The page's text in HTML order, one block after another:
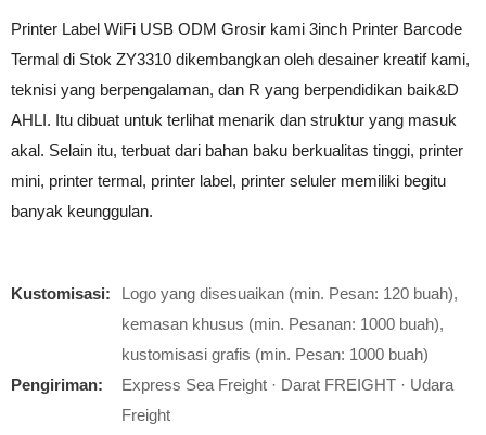
Printer Label WiFi USB ODM Grosir kami 3inch Printer Barcode
Termal di Stok ZY3310 dikembangkan oleh desainer kreatif kami,
teknisi yang berpengalaman, dan R yang berpendidikan baik&D
AHLI. Itu dibuat untuk terlihat menarik dan struktur yang masuk
akal. Selain itu, terbuat dari bahan baku berkualitas tinggi, printer
mini, printer termal, printer label, printer seluler memiliki begitu
banyak keunggulan.
Kustomisasi:
Logo yang disesuaikan (min. Pesan: 120 buah),
kemasan khusus (min. Pesanan: 1000 buah),
kustomisasi grafis (min. Pesan: 1000 buah)
Pengiriman:
Express Sea Freight · Darat FREIGHT · Udara
Freight